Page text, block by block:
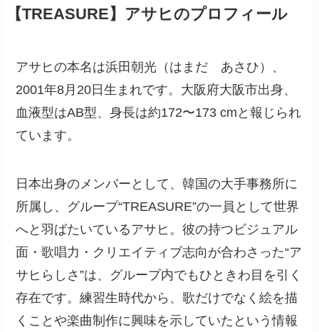
【TREASURE】アサヒのプロフィール
アサヒの本名は浜田朝光（はまだ あさひ）、
2001年8月20日生まれです。大阪府大阪市出身、
血液型はAB型、身長は約172〜173 cmと報じられ
ています。
日本出身のメンバーとして、韓国の大手事務所に
所属し、グループ“TREASURE”の一員として世界
へと羽ばたいているアサヒ。彼の持つビジュアル
面・歌唱力・クリエイティブ志向が合わさった“ア
サヒらしさ”は、グループ内でもひときわ目を引く
存在です。練習生時代から、歌だけでなく絵を描
くことや楽曲制作に興味を示していたという情報